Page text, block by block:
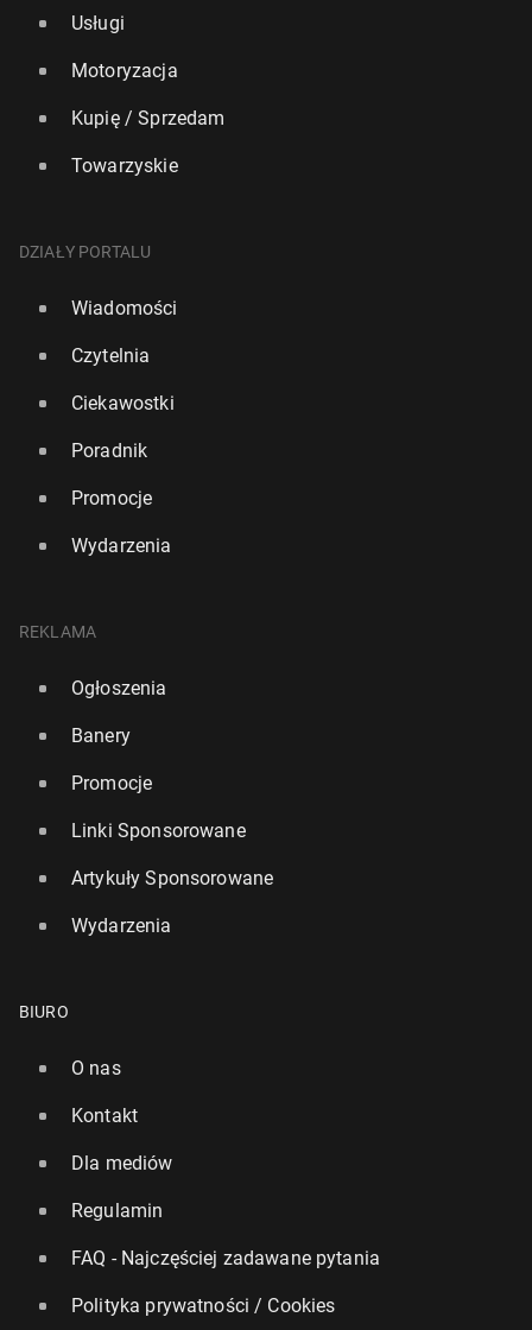
Usługi
Motoryzacja
Kupię / Sprzedam
Towarzyskie
DZIAŁY PORTALU
Wiadomości
Czytelnia
Ciekawostki
Poradnik
Promocje
Wydarzenia
REKLAMA
Ogłoszenia
Banery
Promocje
Linki Sponsorowane
Artykuły Sponsorowane
Wydarzenia
BIURO
O nas
Kontakt
Dla mediów
Regulamin
FAQ - Najczęściej zadawane pytania
Polityka prywatności / Cookies